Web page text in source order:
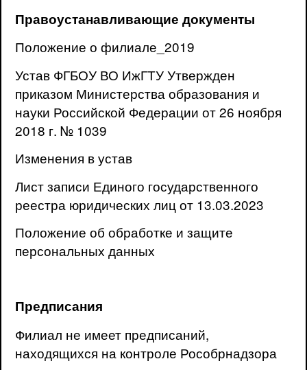
Правоустанавливающие документы
Положение о филиале_2019
Устав ФГБОУ ВО ИжГТУ Утвержден
приказом Министерства образования и
науки Российской Федерации от 26 ноября
2018 г. № 1039
Изменения в устав
Лист записи Единого государственного
реестра юридических лиц от 13.03.2023
Положение об обработке и защите
персональных данных
Предписания
Филиал не имеет предписаний,
находящихся на контроле Рособрнадзора